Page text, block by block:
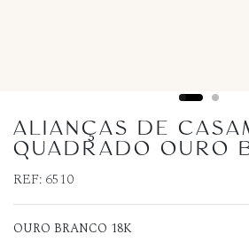
ALIANÇAS DE
QUADRADO OURO
REF: 6510
OURO BRANCO 18K